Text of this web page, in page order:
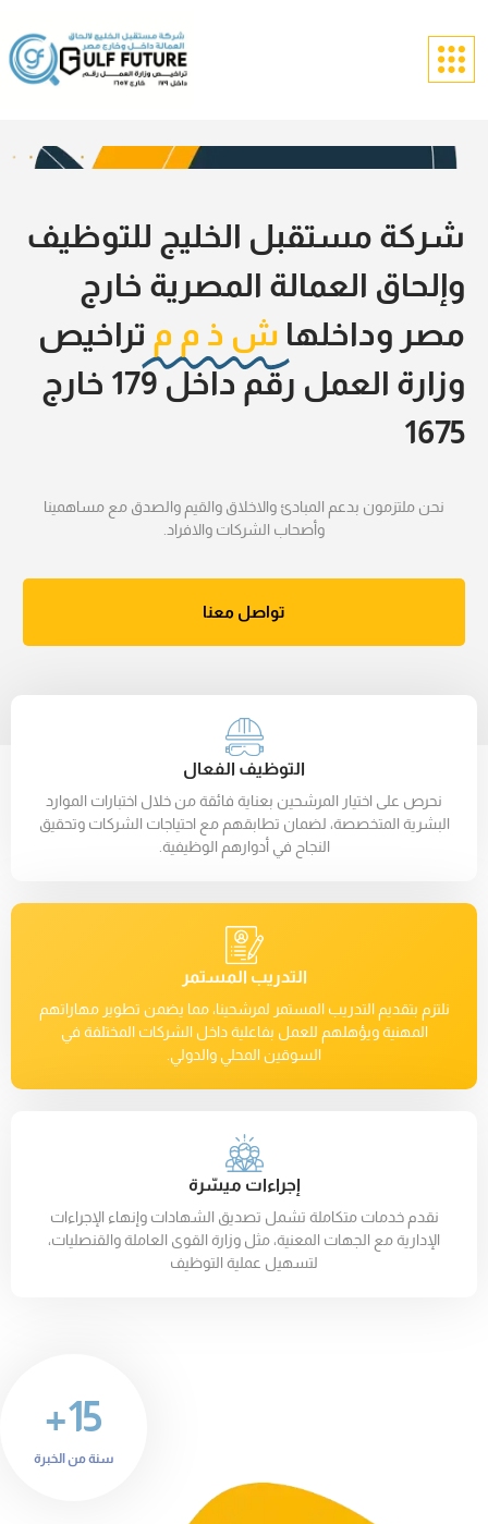
شركة مستقبل الخليج للتوظيف
وإلحاق العمالة المصرية خارج
مصر وداخلها ش ذ م م تراخيص
وزارة العمل رقم داخل 179 خارج
1675
نحن ملتزمون بدعم المبادئ والاخلاق والقيم والصدق مع مساهمينا
وأصحاب الشركات والافراد.
تواصل معنا
التوظيف الفعال
نحرص على اختيار المرشحين بعناية فائقة من خلال اختبارات الموارد
البشرية المتخصصة، لضمان تطابقهم مع احتياجات الشركات وتحقيق
النجاح في أدوارهم الوظيفية.
التدريب المستمر
نلتزم بتقديم التدريب المستمر لمرشحينا، مما يضمن تطوير مهاراتهم
المهنية ويؤهلهم للعمل بفاعلية داخل الشركات المختلفة في
السوقين المحلي والدولي.
إجراءات ميسّرة
نقدم خدمات متكاملة تشمل تصديق الشهادات وإنهاء الإجراءات
الإدارية مع الجهات المعنية، مثل وزارة القوى العاملة والقنصليات،
لتسهيل عملية التوظيف
15+
سنة من الخبرة